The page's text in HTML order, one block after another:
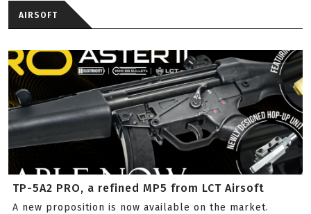
AIRSOFT
TP-5A2 PRO, a refined MP5 from LCT Airsoft
A new proposition is now available on the market.